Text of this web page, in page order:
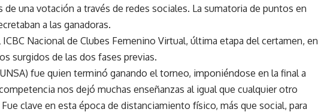
una votación a través de redes sociales. La sumatoria de puntos en
a las ganadoras.
Nacional de Clubes Femenino Virtual, última etapa del certamen, en
surgidos de las dos fases previas.
fue quien terminó ganando el torneo, imponiéndose en la final a
competencia nos dejó muchas enseñanzas al igual que cualquier otro
clave en esta época de distanciamiento físico, más que social, para